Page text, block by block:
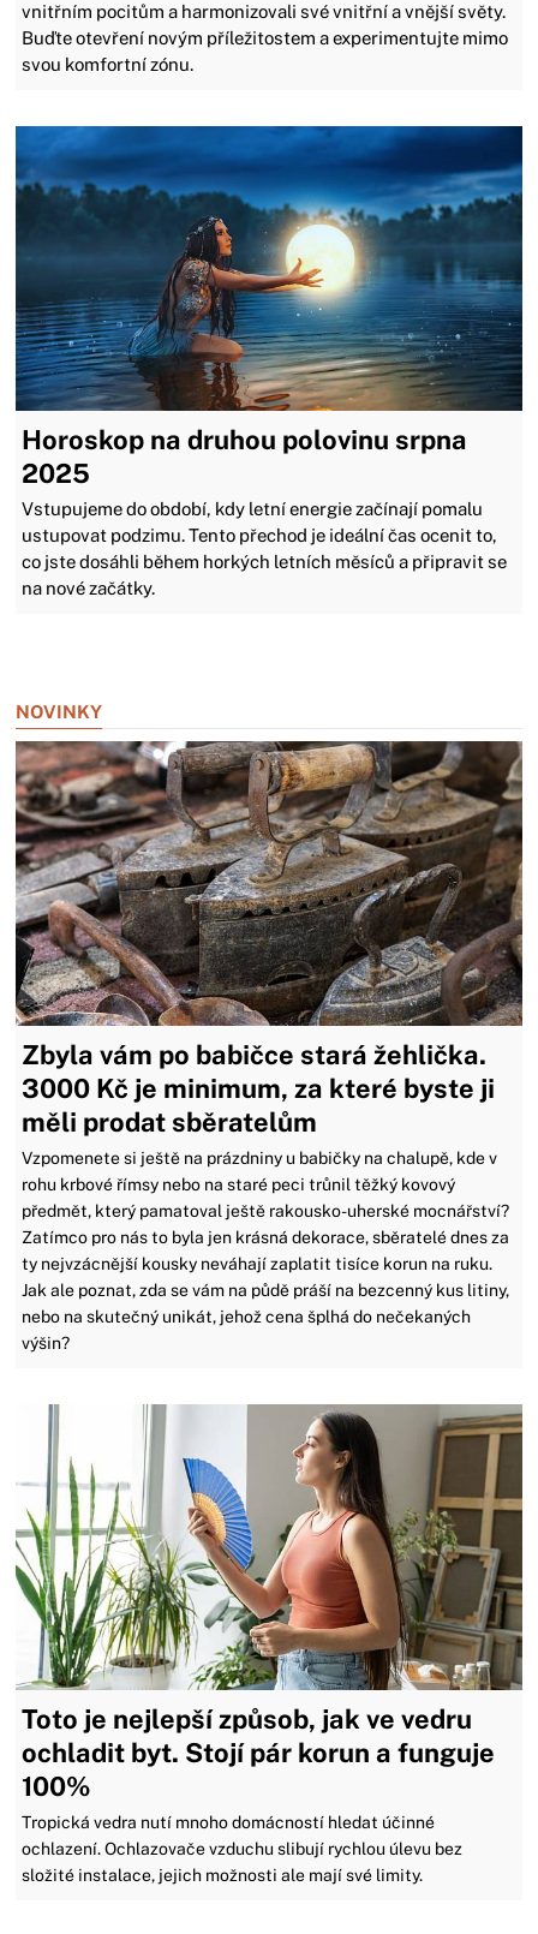
vnitřním pocitům a harmonizovali své vnitřní a vnější světy.
Buďte otevření novým příležitostem a experimentujte mimo
svou komfortní zónu.
Horoskop na druhou polovinu srpna
2025
Vstupujeme do období, kdy letní energie začínají pomalu
ustupovat podzimu. Tento přechod je ideální čas ocenit to,
co jste dosáhli během horkých letních měsíců a připravit se
na nové začátky.
NOVINKY
Zbyla vám po babičce stará žehlička.
3000 Kč je minimum, za které byste ji
měli prodat sběratelům
Vzpomenete si ještě na prázdniny u babičky na chalupě, kde v
rohu krbové římsy nebo na staré peci trůnil těžký kovový
předmět, který pamatoval ještě rakousko-uherské mocnářství?
Zatímco pro nás to byla jen krásná dekorace, sběratelé dnes za
ty nejvzácnější kousky neváhají zaplatit tisíce korun na ruku.
Jak ale poznat, zda se vám na půdě práší na bezcenný kus litiny,
nebo na skutečný unikát, jehož cena šplhá do nečekaných
výšin?
Toto je nejlepší způsob, jak ve vedru
ochladit byt. Stojí pár korun a funguje
100%
Tropická vedra nutí mnoho domácností hledat účinné
ochlazení. Ochlazovače vzduchu slibují rychlou úlevu bez
složité instalace, jejich možnosti ale mají své limity.